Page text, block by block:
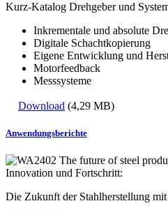
Kurz-Katalog Drehgeber und
Inkrementale und absolute
Digitale Schachtkopierung
Eigene Entwicklung und
Motorfeedback
Messsysteme
Download (4,29 MB)
Anwendungsberichte
Innovation und Fortschritt:
Die Zukunft der Stahlherstellung mit